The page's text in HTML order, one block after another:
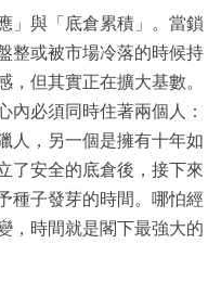
」與「底倉累積」。當鎖
整或被市場冷落的時候持
，但其實正在擴大基數。
內必須同時住著兩個人：
人，另一個是擁有十年如
了安全的底倉後，接下來
種子發芽的時間。哪怕經
，時間就是閣下最強大的